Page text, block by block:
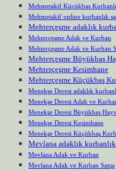
Mehmetakif Küçükbaş
Mehmetakif online kurbanlık
Mehterçeşme adaklık
Mehterçeşme Adak ve Kurban
Mehterçeşme Adak ve Kurban
Mehterçeşme Büyükbaş
Mehterçeşme Kesimhane
Mehterçeşme Küçükbaş
Menekşe Deresi adaklık
Menekşe Deresi Adak ve
Menekşe Deresi Büyükbaş
Menekşe Deresi Kesimhane
Menekşe Deresi Küçükbaş
Mevlana adaklık kurbanlık
Mevlana Adak ve Kurban
Mevlana Adak ve Kurban Satışı